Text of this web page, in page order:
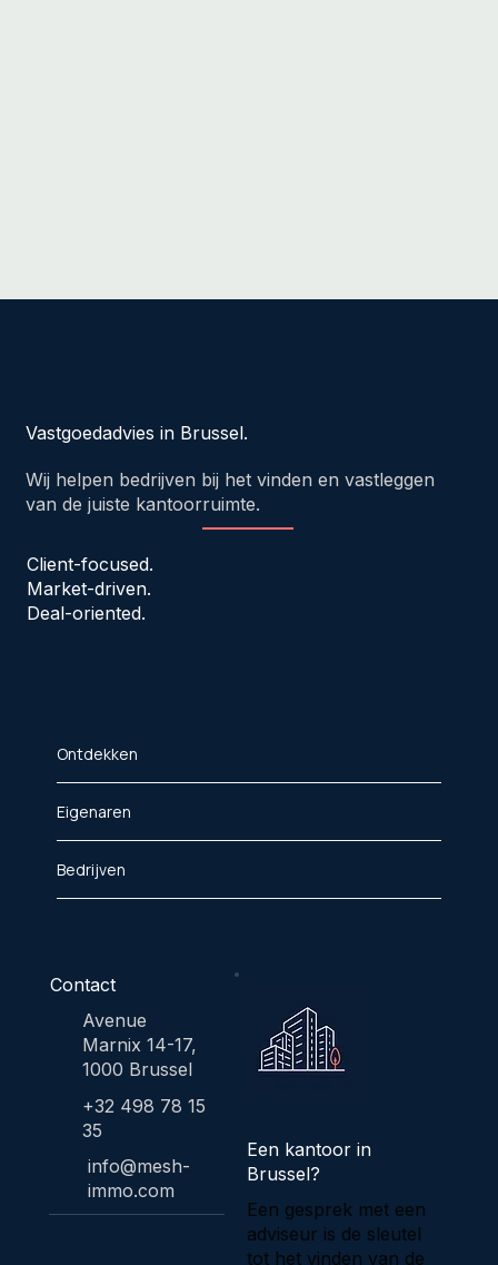
Vastgoedadvies in Brussel.
Wij helpen bedrijven bij het vinden en vastleggen
van de juiste kantoorruimte.
Client-focused.
Market-driven.
Deal-oriented.
Ontdekken
Eigenaren
Bedrijven
Contact
Avenue
Marnix 14-17,
1000 Brussel
+32 498 78 15
35
info@mesh-
immo.com
Een kantoor in
Brussel?
Een gesprek met een
adviseur is de sleutel
tot het vinden van de